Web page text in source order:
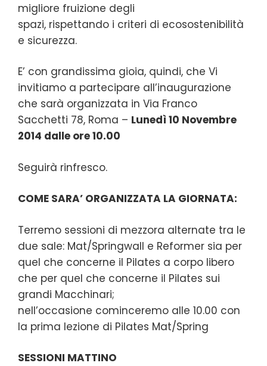
migliore fruizione degli
spazi, rispettando i criteri di ecosostenibilità
e sicurezza.
E’ con grandissima gioia, quindi, che Vi
invitiamo a partecipare all’inaugurazione
che sarà organizzata in Via Franco
Sacchetti 78, Roma – Lunedì 10 Novembre
2014 dalle ore 10.00
Seguirà rinfresco.
COME SARA’ ORGANIZZATA LA GIORNATA:
Terremo sessioni di mezzora alternate tra le
due sale: Mat/Springwall e Reformer sia per
quel che concerne il Pilates a corpo libero
che per quel che concerne il Pilates sui
grandi Macchinari;
nell’occasione cominceremo alle 10.00 con
la prima lezione di Pilates Mat/Spring
SESSIONI MATTINO